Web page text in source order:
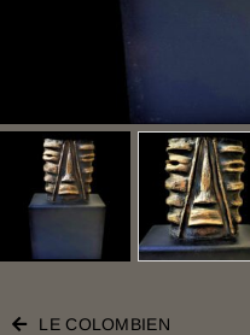
LE COLOMBIEN